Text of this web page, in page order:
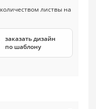
заказать дизайн
по шаблону